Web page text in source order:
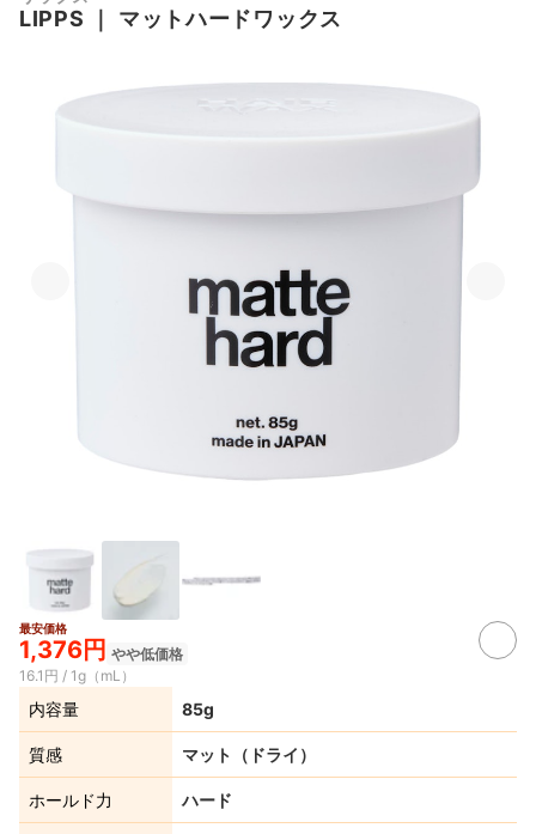
LIPPS マットハードワックス
最安価格
1,376円 やや低価格
16.1円 / 1g（mL）
内容量 85g
質感 マット（ドライ）
ホールド力 ハード